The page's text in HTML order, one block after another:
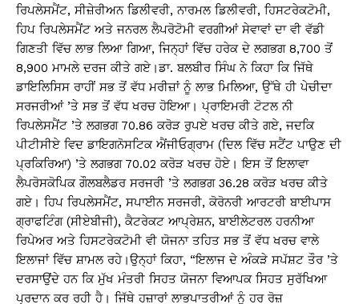
ਰਿਪਲੇਸਮੈਂਟ, ਸੀਜ਼ੇਰੀਅਨ ਡਿਲੀਵਰੀ, ਨਾਰਮਲ ਡਿਲੀਵਰੀ, ਹਿਸਟਰੇਕਟੋਮੀ,
ਹਿਪ ਰਿਪਲੇਸਮੈਂਟ ਅਤੇ ਜਨਰਲ ਲੈਪਰੋਟੋਮੀ ਵਰਗੀਆਂ ਸੇਵਾਵਾਂ ਦਾ ਵੀ ਵੱਡੀ
ਗਿਣਤੀ ਵਿੱਚ ਲਾਭ ਲਿਆ ਗਿਆ, ਜਿਨ੍ਹਾਂ ਵਿੱਚ ਹਰੇਕ ਦੇ ਲਗਭਗ 8,700 ਤੋਂ
8,900 ਮਾਮਲੇ ਦਰਜ ਕੀਤੇ ਗਏ।ਡਾ. ਬਲਬੀਰ ਸਿੰਘ ਨੇ ਕਿਹਾ ਕਿ ਜਿੱਥੇ
ਡਾਇਲਿਸਿਸ ਰਾਹੀਂ ਸਭ ਤੋਂ ਵੱਧ ਮਰੀਜ਼ਾਂ ਨੂੰ ਲਾਭ ਮਿਲਿਆ, ਉੱਥੇ ਹੀ ਪੇਚੀਦਾ
ਸਰਜਰੀਆਂ ’ਤੇ ਸਭ ਤੋਂ ਵੱਧ ਖਰਚ ਹੋਇਆ। ਪ੍ਰਾਇਮਰੀ ਟੋਟਲ ਨੀ
ਰਿਪਲੇਸਮੈਂਟ ’ਤੇ ਲਗਭਗ 70.86 ਕਰੋੜ ਰੁਪਏ ਖਰਚ ਕੀਤੇ ਗਏ, ਜਦਕਿ
ਪੀਟੀਸੀਏ ਵਿਦ ਡਾਇਗਨੋਸਟਿਕ ਐਂਜੀਓਗ੍ਰਾਮ (ਦਿਲ ਵਿੱਚ ਸਟੈਂਟ ਪਾਉਣ ਦੀ
ਪ੍ਰਕਿਰਿਆ) ’ਤੇ ਲਗਭਗ 70.02 ਕਰੋੜ ਖਰਚ ਹੋਏ। ਇਸ ਤੋਂ ਇਲਾਵਾ
ਲੈਪਰੋਸਕੋਪਿਕ ਗੌਲਬਲੈਡਰ ਸਰਜਰੀ ’ਤੇ ਲਗਭਗ 36.28 ਕਰੋੜ ਖਰਚ ਕੀਤੇ
ਗਏ। ਹਿਪ ਰਿਪਲੇਸਮੈਂਟ, ਸਪਾਈਨ ਸਰਜਰੀ, ਕੋਰੋਨਰੀ ਆਰਟਰੀ ਬਾਈਪਾਸ
ਗ੍ਰਾਫਟਿੰਗ (ਸੀਏਬੀਜੀ), ਕੈਟਰੇਕਟ ਆਪ੍ਰੇਸ਼ਨ, ਬਾਈਲੇਟਰਲ ਹਰਨੀਆ
ਰਿਪੇਅਰ ਅਤੇ ਹਿਸਟਰੇਕਟੋਮੀ ਵੀ ਯੋਜਨਾ ਤਹਿਤ ਸਭ ਤੋਂ ਵੱਧ ਖਰਚ ਵਾਲੇ
ਇਲਾਜਾਂ ਵਿੱਚ ਸ਼ਾਮਲ ਰਹੇ।ਉਨ੍ਹਾਂ ਕਿਹਾ, “ਇਲਾਜ ਦੇ ਅੰਕੜੇ ਸਪੱਸ਼ਟ ਤੌਰ ’ਤੇ
ਦਰਸਾਉਂਦੇ ਹਨ ਕਿ ਮੁੱਖ ਮੰਤਰੀ ਸਿਹਤ ਯੋਜਨਾ ਵਿਆਪਕ ਸਿਹਤ ਸੁਰੱਖਿਆ
ਪ੍ਰਦਾਨ ਕਰ ਰਹੀ ਹੈ। ਜਿੱਥੇ ਹਜ਼ਾਰਾਂ ਲਾਭਪਾਤਰੀਆਂ ਨੂੰ ਹਰ ਰੋਜ਼